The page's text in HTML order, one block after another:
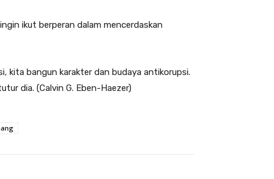
ikut berperan dalam mencerdaskan
kita bangun karakter dan budaya antikorupsi.
dia. (Calvin G. Eben-Haezer)